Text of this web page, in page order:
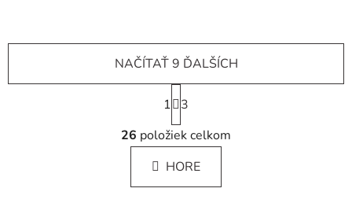
O
v
l
á
d
NAČÍTAŤ 9 ĎALŠÍCH
S
t
r
á
n
k
1
3
26 položiek celkom
HORE